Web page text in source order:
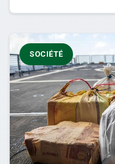
SOCIÉTÉ